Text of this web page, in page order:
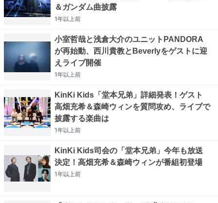
＆ガンダム曲披露
1年以上前
小室哲哉と浅倉大介のユニットPANDORA
が再始動、西川貴教とBeverlyをゲストに迎
えライブ開催
1年以上前
KinKi Kids「堂本兄弟」詳細発表！ゲスト
高畑充希＆森崎ウィンを質問攻め、ライブで
披露する楽曲は
1年以上前
KinKi Kids司会の「堂本兄弟」今年も放送
決定！高畑充希＆森崎ウィンが番組初登場
1年以上前